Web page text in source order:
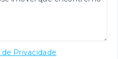
Privacidade